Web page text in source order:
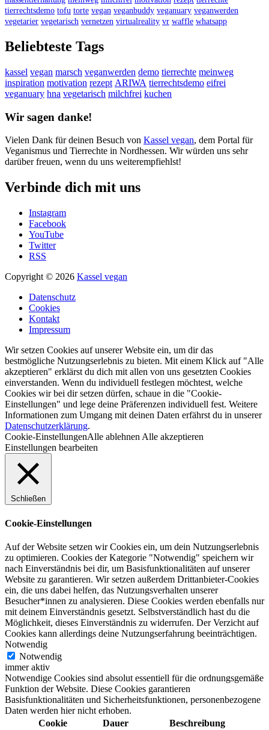
tierrechtsdemo tofu torte vegan veganbuddy veganuary veganwerden
vegetarier vegetarisch vernetzen virtualreality vr waffle whatsapp
Beliebteste Tags
kassel vegan marsch veganwerden demo tierrechte meinweg
inspiration motivation rezept ARIWA tierrechtsdemo eifrei
veganuary hna vegetarisch milchfrei kuchen
Wir sagen danke!
Vielen Dank für deinen Besuch von Kassel vegan, dem Portal für
Veganismus und Tierrechte in Nordhessen. Wir würden uns sehr
darüber freuen, wenn du uns weiterempfiehlst!
Verbinde dich mit uns
Instagram
Facebook
YouTube
Twitter
RSS
Copyright © 2026 Kassel vegan
Datenschutz
Cookies
Kontakt
Impressum
Wir setzen Cookies auf unserer Website ein, um dir das
bestmögliche Nutzungserlebnis zu bieten. Mit einem Klick auf "Alle
akzeptieren" erklärst du dich mit allen von uns gesetzten Cookies
einverstanden. Wenn du individuell festlegen möchtest, welche
Cookies wir bei dir setzen dürfen, schaue in die "Cookie-
Einstellungen" und lege deine Präferenzen individuell fest. Weitere
Informationen zum Umgang mit deinen Daten erfährst du in unserer
Datenschutzerklärung.
Cookie-EinstellungenAlle ablehnen Alle akzeptieren
Einstellungen bearbeiten
Schließen
Cookie-Einstellungen
Auf der Website setzen wir Cookies ein, um dein Nutzungserlebnis
zu optimieren. Cookies der Kategorie "Notwendig" speichern wir
nach Einverständnis bei dir, um Basisfunktionalitäten auf unserer
Website zu garantieren. Wir setzen außerdem Drittanbieter-Cookies
ein, die uns dabei helfen, das Nutzungsverhalten unserer
Besucher*innen zu analysieren. Diese Cookies werden ebenfalls nur
mit deinem Einverständnis gesetzt. Selbstverständlich hast du die
Möglichkeit, dieses Einverständnis zu widerrufen. Der Verzicht auf
Cookies kann allerdings deine Nutzungserfahrung beeinträchtigen.
Notwendig
Notwendig
immer aktiv
Notwendige Cookies sind absolut essentiell für die ordnungsgemäße
Funktion der Website. Diese Cookies garantieren
Basisfunktionalitäten und Sicherheitsfunktionen, personenbezogene
Daten werden hier nicht erhoben.
Cookie
Dauer Beschreibung